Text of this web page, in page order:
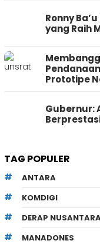
Ronny
yang Raih
Prototipe
Gubernur:
TAG POPULER
ANTARA
KOMDIGI
DERAP
MANADONES